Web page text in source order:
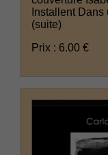
Installent
(suite)
Prix : 6.00 €